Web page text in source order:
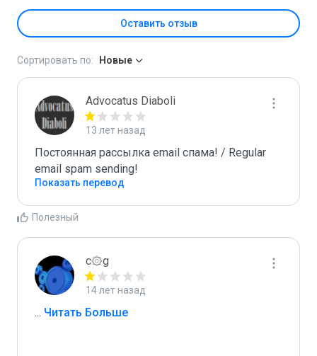
Оставить отзыв
Сортировать по: Новые
Advocatus Diaboli
13 лет назад
Постоянная рассылка email спама! / Regular
email spam sending!
Показать перевод
Полезный
c۞g
14 лет назад
... Читать Больше